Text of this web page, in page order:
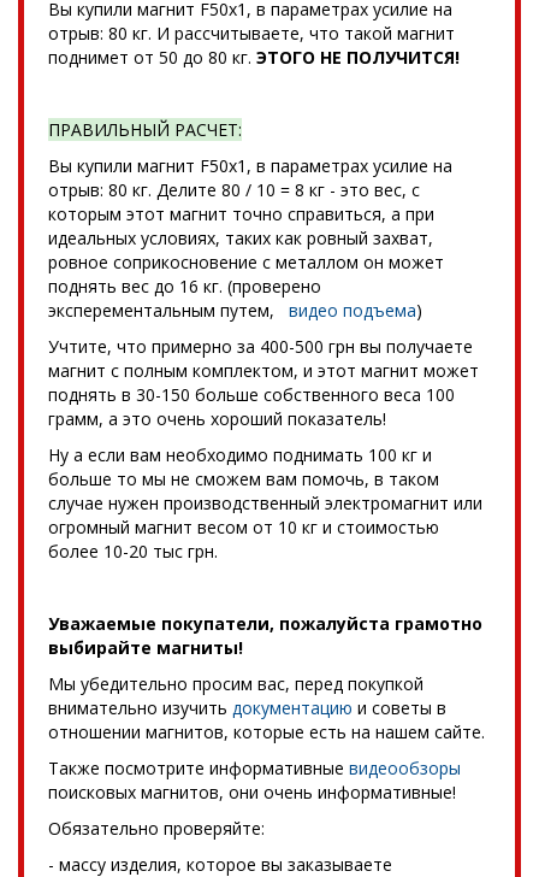
Вы купили магнит F50x1, в параметрах усилие на
отрыв: 80 кг. И рассчитываете, что такой магнит
поднимет от 50 до 80 кг. ЭТОГО НЕ ПОЛУЧИТСЯ!
ПРАВИЛЬНЫЙ РАСЧЕТ:
Вы купили магнит F50x1, в параметрах усилие на
отрыв: 80 кг. Делите 80 / 10 = 8 кг - это вес, с
которым этот магнит точно справиться, а при
идеальных условиях, таких как ровный захват,
ровное соприкосновение с металлом он может
поднять вес до 16 кг. (проверено
эксперементальным путем, видео подъема)
Учтите, что примерно за 400-500 грн вы получаете
магнит с полным комплектом, и этот магнит может
поднять в 30-150 больше собственного веса 100
грамм, а это очень хороший показатель!
Ну а если вам необходимо поднимать 100 кг и
больше то мы не сможем вам помочь, в таком
случае нужен производственный электромагнит или
огромный магнит весом от 10 кг и стоимостью
более 10-20 тыс грн.
Уважаемые покупатели, пожалуйста грамотно
выбирайте магниты!
Мы убедительно просим вас, перед покупкой
внимательно изучить документацию и советы в
отношении магнитов, которые есть на нашем сайте.
Также посмотрите информативные видеообзоры
поисковых магнитов, они очень информативные!
Обязательно проверяйте:
- массу изделия, которое вы заказываете